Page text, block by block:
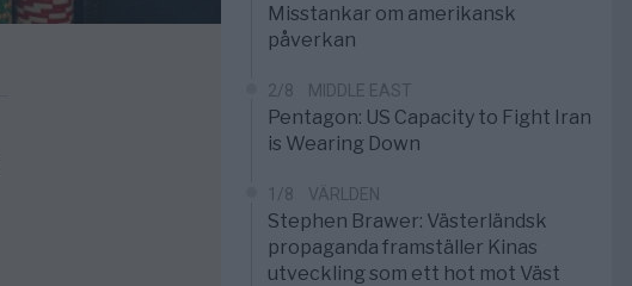
Misstankar om amerikansk
påverkan
2/8 MIDDLE EAST
Pentagon: US Capacity to Fight Iran
is Wearing Down
1/8 VÄRLDEN
Stephen Brawer: Västerländsk
propaganda framställer Kinas
utveckling som ett hot mot Väst